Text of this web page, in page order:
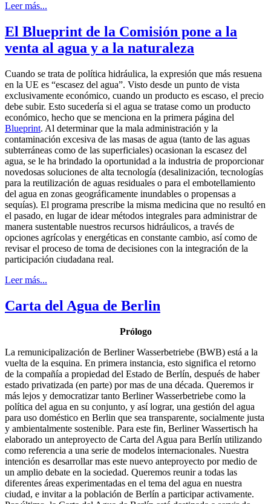
Leer más...
El Blueprint de la Comisión pone a la
venta al agua y a la naturaleza
Cuando se trata de política hidráulica, la expresión que más resuena
en la UE es “escasez del agua”. Visto desde un punto de vista
exclusivamente económico, cuando un producto es escaso, el precio
debe subir. Esto sucedería si el agua se tratase como un producto
económico, hecho que se menciona en la primera página del
Blueprint. Al determinar que la mala administración y la
contaminación excesiva de las masas de agua (tanto de las aguas
subterráneas como de las superficiales) ocasionan la escasez del
agua, se le ha brindado la oportunidad a la industria de proporcionar
novedosas soluciones de alta tecnología (desalinización, tecnologías
para la reutilización de aguas residuales o para el embotellamiento
del agua en zonas geográficamente inundables o propensas a
sequías). El programa prescribe la misma medicina que no resultó en
el pasado, en lugar de idear métodos integrales para administrar de
manera sustentable nuestros recursos hidráulicos, a través de
opciones agrícolas y energéticas en constante cambio, así como de
revisar el proceso de toma de decisiones con la integración de la
participación ciudadana real.
Leer más...
Carta del Agua de Berlin
Prólogo
La remunicipalización de Berliner Wasserbetriebe (BWB) está a la
vuelta de la esquina. En primera instancia, esto significa el retorno
de la compañía a propiedad del Estado de Berlín, después de haber
estado privatizada (en parte) por mas de una década. Queremos ir
más lejos y democratizar tanto Berliner Wasserbetriebe como la
política del agua en su conjunto, y así lograr, una gestión del agua
para uso doméstico en Berlin que sea transparente, socialmente justa
y ambientalmente sostenible. Para este fin, Berliner Wassertisch ha
elaborado un anteproyecto de Carta del Agua para Berlín utilizando
como referencia a una serie de modelos internacionales. Nuestra
intención es desarrollar mas este nuevo anteproyecto por medio de
un amplio debate en la sociedad. Queremos reunir a todas las
diferentes áreas experimentadas en el tema del agua en nuestra
ciudad, e invitar a la población de Berlín a participar activamente.